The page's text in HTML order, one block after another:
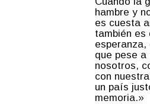
hambre y
es cuesta
también
que pese a
nosotros,
con
un país
memoria.»